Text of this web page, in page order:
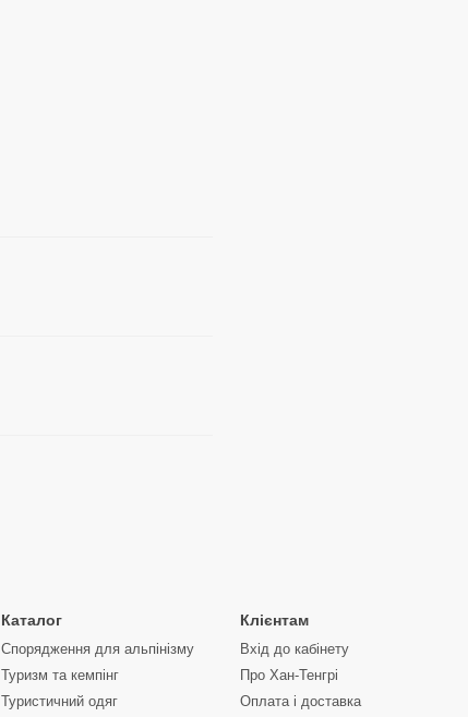
Каталог
Спорядження для альпінізму
Туризм та кемпінг
Туристичний одяг
Клієнтам
Вхід до кабінету
Про Хан-Тенгрі
Оплата і доставка